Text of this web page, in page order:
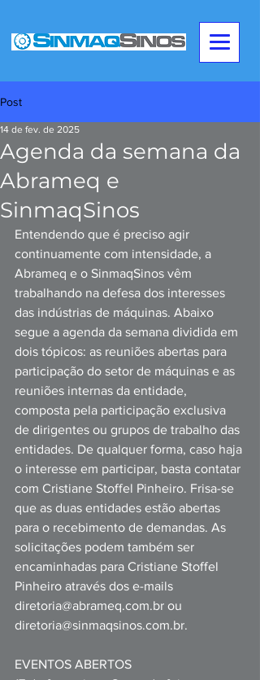
Post
Agenda da semana da
Abrameq e
SinmaqSinos
14 de fev. de 2025
Entendendo que é preciso agir
continuamente com intensidade, a
Abrameq e o SinmaqSinos vêm
trabalhando na defesa dos interesses
das indústrias de máquinas. Abaixo
segue a agenda da semana dividida em
dois tópicos: as reuniões abertas para
participação do setor de máquinas e as
reuniões internas da entidade,
composta pela participação exclusiva
de dirigentes ou grupos de trabalho das
entidades. De qualquer forma, caso haja
o interesse em participar, basta contatar
com Cristiane Stoffel Pinheiro. Frisa-se
que as duas entidades estão abertas
para o recebimento de demandas. As
solicitações podem também ser
encaminhadas para Cristiane Stoffel
Pinheiro através dos e-mails
diretoria@abrameq.com.br ou
diretoria@sinmaqsinos.com.br.
EVENTOS ABERTOS